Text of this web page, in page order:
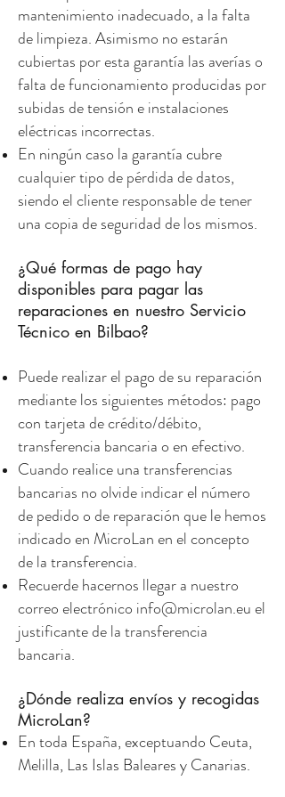
mantenimiento inadecuado, a la falta
de limpieza. Asimismo no estarán
cubiertas por esta garantía las averías o
falta de funcionamiento producidas por
subidas de tensión e instalaciones
eléctricas incorrectas.
En ningún caso la garantía cubre
cualquier tipo de pérdida de datos,
siendo el cliente responsable de tener
una copia de seguridad de los mismos.
¿Qué formas de pago hay
disponibles para pagar las
reparaciones en nuestro Servicio
Técnico en Bilbao?
Puede realizar el pago de su reparación
mediante los siguientes métodos: pago
con tarjeta de crédito/débito,
transferencia bancaria o en efectivo.
Cuando realice una transferencias
bancarias no olvide indicar el número
de pedido o de reparación que le hemos
indicado en MicroLan en el concepto
de la transferencia.
Recuerde hacernos llegar a nuestro
correo electrónico info@microlan.euel
justificante de la transferencia
bancaria.
¿Dónde realiza envíos y recogidas
MicroLan?
En toda España, exceptuando Ceuta,
Melilla, Las Islas Baleares y Canarias.